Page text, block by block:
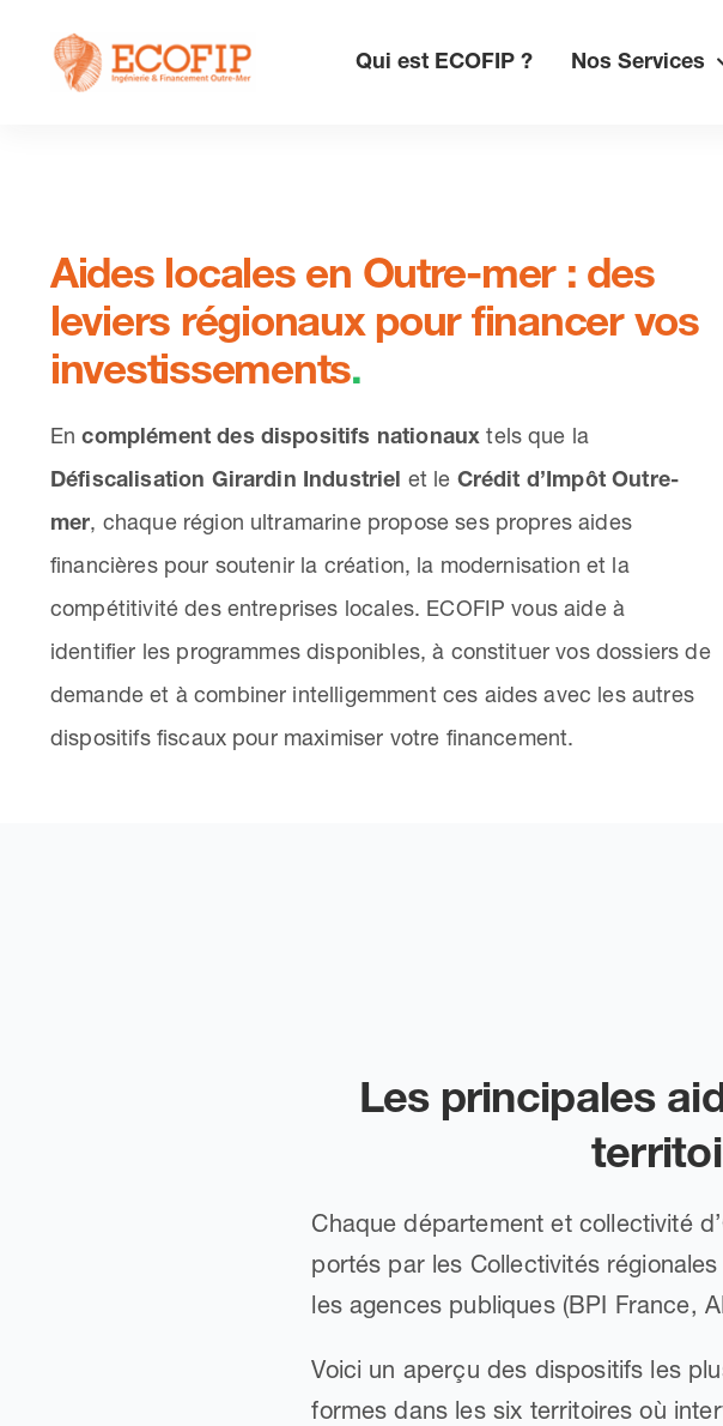
content
Qui est ECOFIP ? Nos Services
Aides locales en Outre-mer : des
leviers régionaux pour financer vos
investissements.
Encomplément des dispositifs nationaux tels que la
Défiscalisation Girardin Industriel et le Crédit d’Impôt Outre-
mer, chaque région ultramarine propose ses propres aides
financières pour soutenir la création, la modernisation et la
compétitivité des entreprises locales. ECOFIP vous aide à
identifier les programmes disponibles, à constituer vos dossiers de
demande et à combiner intelligemment ces aides avec les autres
dispositifs fiscaux pour maximiser votre financement.
Les principales
Chaque département et collectivité
portés par les Collectivités
les agences publiques (BPI France,
Voici un aperçu des dispositifs les
formes dans les six territoires où